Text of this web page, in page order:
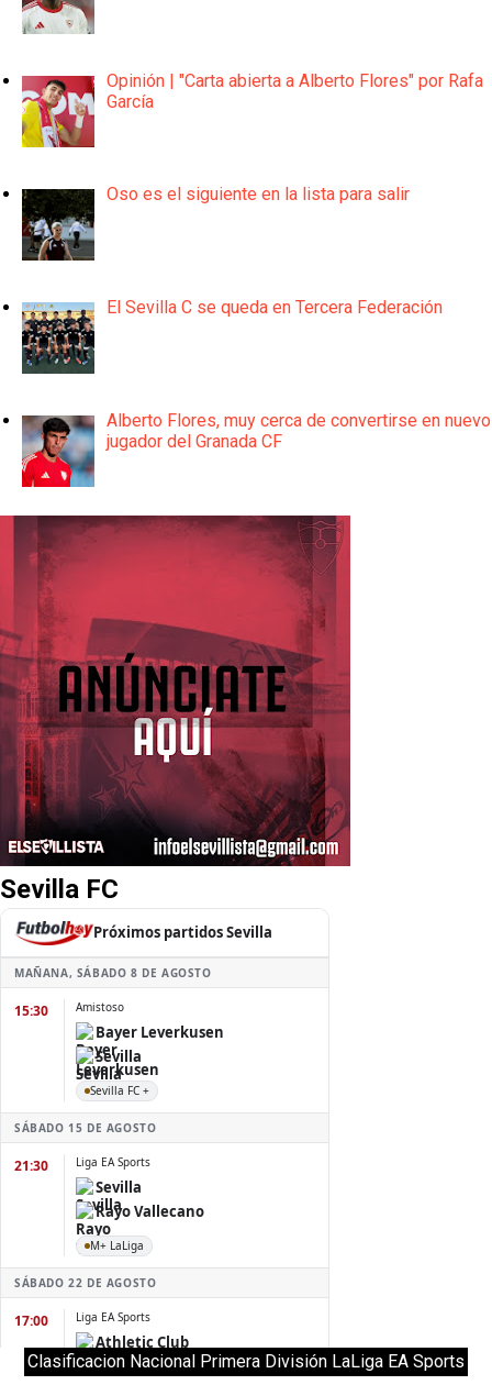
Opinión | "Carta abierta a Alberto Flores" por Rafa
García
Oso es el siguiente en la lista para salir
El Sevilla C se queda en Tercera Federación
Alberto Flores, muy cerca de convertirse en nuevo
jugador del Granada CF
Sevilla FC
Clasificacion Nacional Primera División LaLiga EA Sports